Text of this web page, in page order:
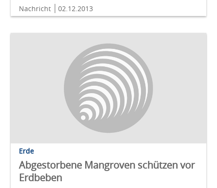
Nachricht 02.12.2013
Erde
Abgestorbene Mangroven schützen vor
Erdbeben